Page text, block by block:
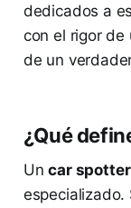
dedicados a
con el rigor de
de un
¿Qué
Uncar spotter
especializado.